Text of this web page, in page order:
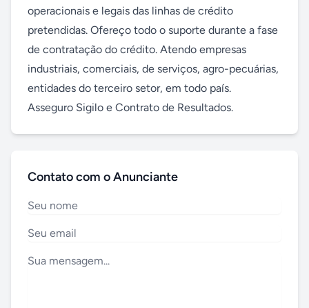
operacionais e legais das linhas de crédito
pretendidas. Ofereço todo o suporte durante a fase
de contratação do crédito. Atendo empresas
industriais, comerciais, de serviços, agro-pecuárias,
entidades do terceiro setor, em todo país.
Asseguro Sigilo e Contrato de Resultados.
Contato com o Anunciante